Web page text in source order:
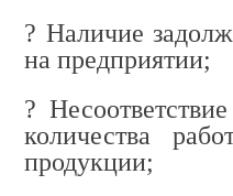
? Наличие
на предприятии;
?
количества
продукции;